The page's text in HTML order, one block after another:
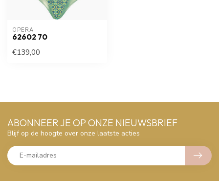
OPERA
62602 70
€139,00
ABONNEER JE OP ONZE NIEUWSBRIEF
Blijf op de hoogte over onze laatste acties